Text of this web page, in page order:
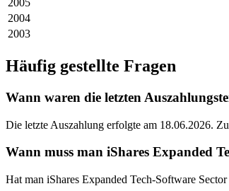
2005
2004
2003
Häufig gestellte Fragen
Wann waren die letzten
Die letzte Auszahlung erfolgte am 18.06.2026.
Wann muss man iShares Expanded
Hat man iShares Expanded Tech-Software